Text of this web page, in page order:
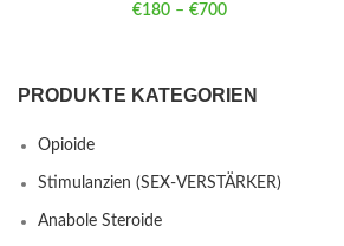
€180 – €700
PRODUKTE KATEGORIEN
Opioide
Stimulanzien (SEX-VERSTÄRKER)
Anabole Steroide